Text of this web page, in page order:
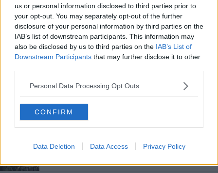
us or personal information disclosed to third parties prior to
your opt-out. You may separately opt-out of the further
disclosure of your personal information by third parties on the
IAB’s list of downstream participants. This information may
also be disclosed by us to third parties on the IAB’s List of
Downstream Participants that may further disclose it to other
Personal Data Processing Opt Outs
CONFIRM
Data Deletion Data Access Privacy Policy
La macchina per scrivere
​Enrico Piaggio, una fiction italiana
E' morto Roberto Colaninno
Una nuova pista ciclabile per via Pisana
Zona industriale, aziende alle prese con i "buchi"
"Tombini scoperti e degrado nell'area industriale"